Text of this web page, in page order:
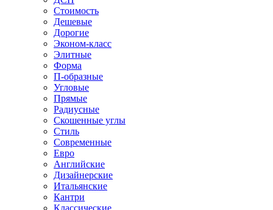
Стоимость
Дешевые
Дорогие
Эконом-класс
Элитные
Форма
П-образные
Угловые
Прямые
Радиусные
Скошенные углы
Стиль
Современные
Евро
Английские
Дизайнерские
Итальянские
Кантри
Классические